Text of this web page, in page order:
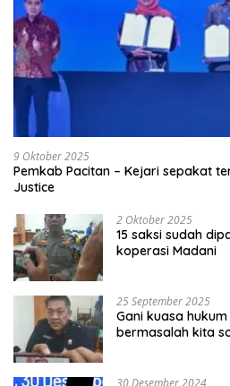
9 Oktober 2025
Pemkab Pacitan – Kejari sepakat
Justice
2 Oktober 2025
15 saksi sudah
koperasi Madani
25 September 2025
Gani kuasa hukum
bermasalah kita
30 Desember 2024